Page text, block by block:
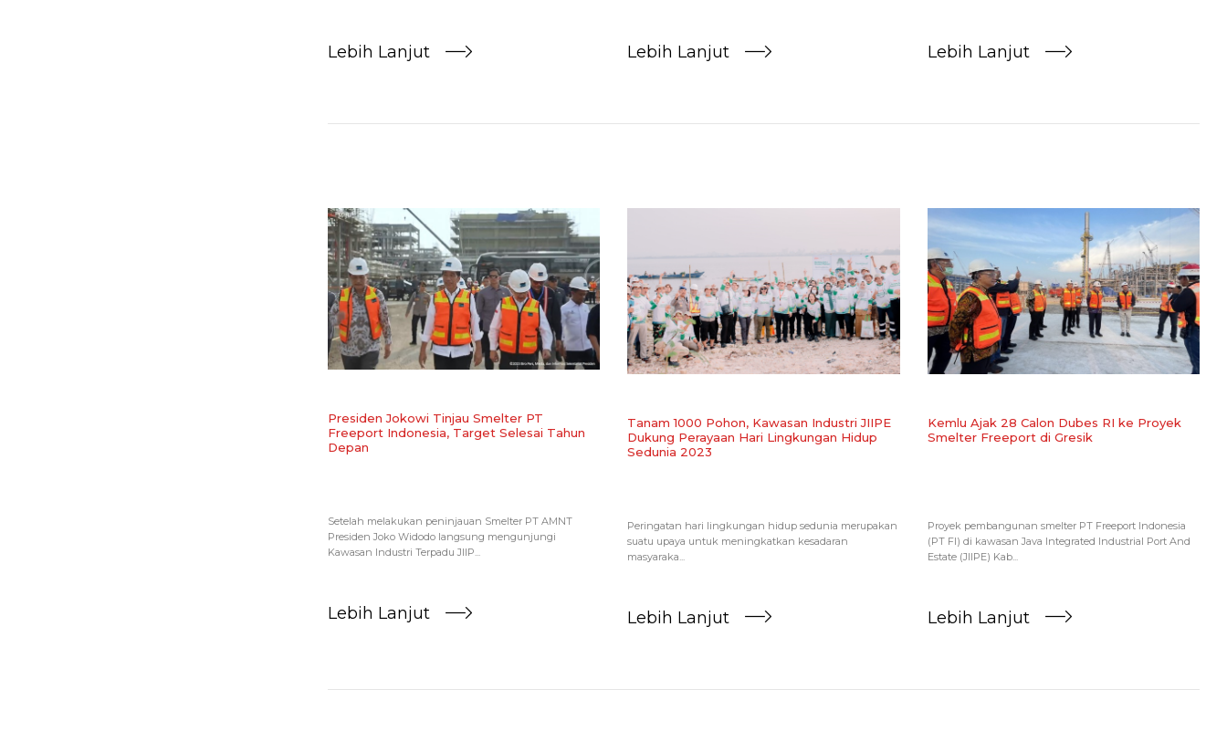
Lebih Lanjut Lebih Lanjut Lebih Lanjut
Presiden Jokowi Tinjau Smelter PT
Freeport Indonesia, Target Selesai Tahun
Depan
Setelah melakukan peninjauan Smelter PT AMNT
Presiden Joko Widodo langsung mengunjungi
Kawasan Industri Terpadu JIIP...
Lebih Lanjut
Tanam 1000 Pohon, Kawasan Industri JIIPE
Dukung Perayaan Hari Lingkungan Hidup
Sedunia 2023
Peringatan hari lingkungan hidup sedunia merupakan
suatu upaya untuk meningkatkan kesadaran
masyaraka...
Lebih Lanjut
Kemlu Ajak 28 Calon Dubes RI ke Proyek
Smelter Freeport di Gresik
Proyek pembangunan smelter PT Freeport Indonesia
(PT FI) di kawasan Java Integrated Industrial Port And
Estate (JIIPE) Kab...
Lebih Lanjut